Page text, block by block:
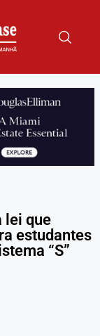
lei que
estudantes
“S”